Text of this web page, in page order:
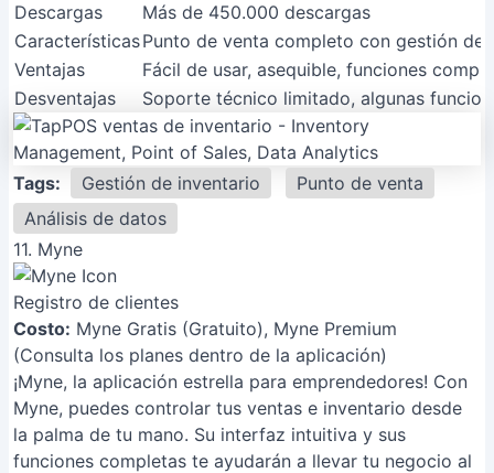
Descargas
Más de 450.000 descargas
CaracterísticasPunto de venta completo con gestión
Ventajas
Fácil de usar, asequible, funciones
Desventajas
Soporte técnico limitado, algunas
Tags: Gestión de inventario
Punto de venta
Análisis de datos
11. Myne
Registro de clientes
Costo: Myne Gratis (Gratuito), Myne Premium
(Consulta los planes dentro de la aplicación)
¡Myne, la aplicación estrella para emprendedores! Con
Myne, puedes controlar tus ventas e inventario desde
la palma de tu mano. Su interfaz intuitiva y sus
funciones completas te ayudarán a llevar tu negocio al